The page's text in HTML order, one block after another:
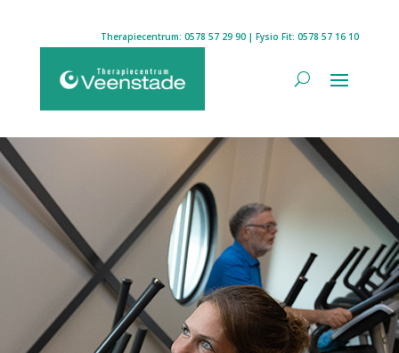
Therapiecentrum:0578 57 29 90 | Fysio Fit:0578 57 16 10